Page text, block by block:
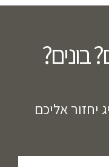
בונים?
אליכם